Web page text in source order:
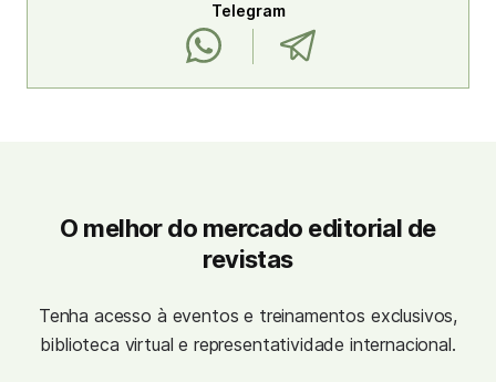
Telegram
O melhor do mercado editorial de
revistas
Tenha acesso à eventos e treinamentos exclusivos,
biblioteca virtual e representatividade internacional.